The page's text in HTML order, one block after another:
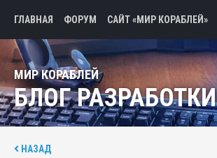
ГЛАВНАЯ ФОРУМ САЙТ «МИР КОРАБЛЕЙ»
МИР КОРАБЛЕЙ
БЛОГ РАЗРАБОТКИ
НАЗАД